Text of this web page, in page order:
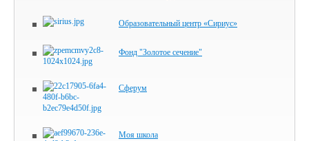
Образовательный центр «Сириус»
Фонд "Золотое сечение"
Сферум
Моя школа